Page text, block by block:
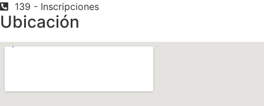
139 - Inscripciones
Ubicación